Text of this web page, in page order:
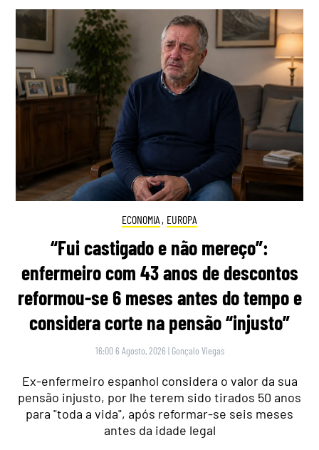
ECONOMIA , EUROPA
“Fui castigado e não mereço”:
enfermeiro com 43 anos de descontos
reformou-se 6 meses antes do tempo e
considera corte na pensão “injusto”
16:00 6 Agosto, 2026 | Gonçalo Viegas
Ex-enfermeiro espanhol considera o valor da sua
pensão injusto, por lhe terem sido tirados 50 anos
para "toda a vida", após reformar-se seis meses
antes da idade legal